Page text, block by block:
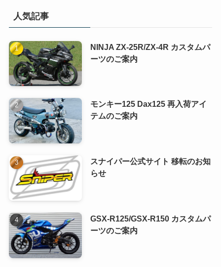
人気記事
NINJA ZX-25R/ZX-4R カスタムパ
ーツのご案内
モンキー125 Dax125 再入荷アイ
テムのご案内
スナイパー公式サイト 移転のお知
らせ
GSX-R125/GSX-R150 カスタムパ
ーツのご案内